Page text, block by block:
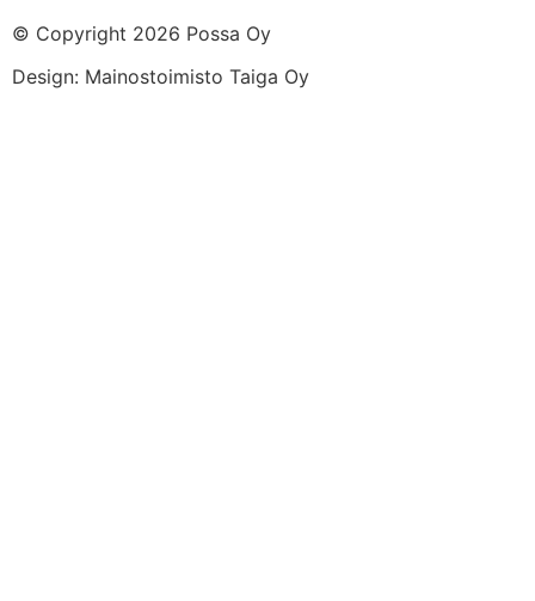
© Copyright 2026 Possa Oy
Design: Mainostoimisto Taiga Oy